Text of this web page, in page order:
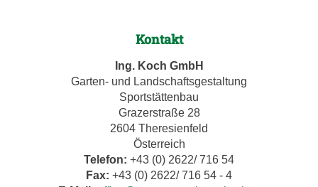
Kontakt
Ing. Koch GmbH
Garten- und Landschaftsgestaltung
Sportstättenbau
Grazerstraße 28
2604 Theresienfeld
Österreich
Telefon: +43 (0) 2622/ 716 54
Fax: +43 (0) 2622/ 716 54 - 4